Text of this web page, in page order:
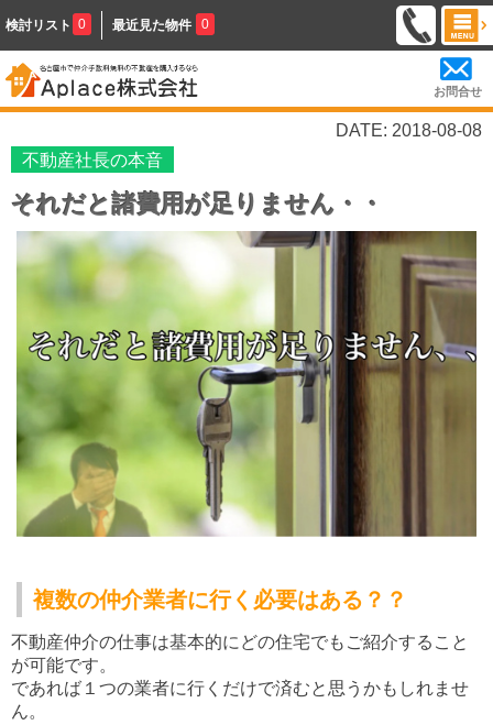
検討リスト 0 最近見た物件 0
お問合せ
DATE: 2018-08-08
不動産社長の本音
それだと諸費用が足りません・・
複数の仲介業者に行く必要はある？？
不動産仲介の仕事は基本的にどの住宅でもご紹介すること
が可能です。
であれば１つの業者に行くだけで済むと思うかもしれませ
ん。